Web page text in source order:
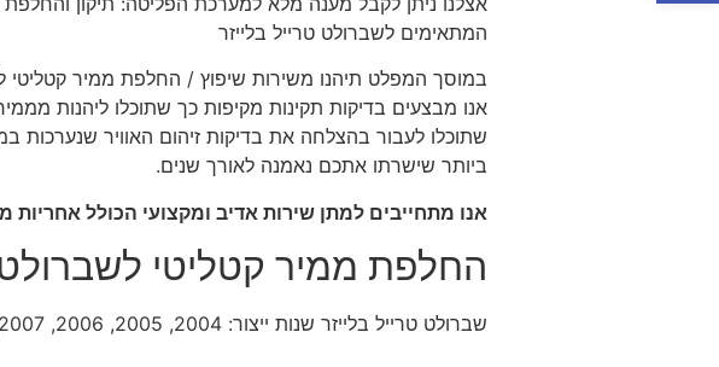
המתאימים לשברולט טרייל בלייזר
במוסך המפלט תיהנו משירות שיפוץ / החלפת ממיר קטליטי
אנו מבצעים בדיקות תקינות מקיפות כך שתוכלו ליהנות
שתוכלו לעבור בהצלחה את בדיקות זיהום האוויר שנערכות
ביותר שישרתו אתכם נאמנה לאורך שנים.
אנו מתחייבים למתן שירות אדיב ומקצועי הכולל
החלפת ממיר קטליטי
שברולט טרייל בלייזר שנות ייצור: 2004, 2005, 2006, 2007, 2008, 2009